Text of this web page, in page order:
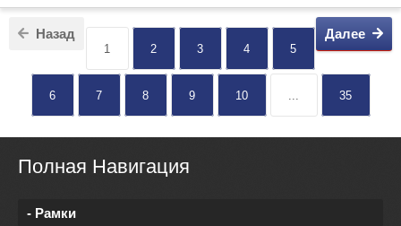
Назад Далее
1 2 3 4 5
6 7 8 9 10 35
Полная Навигация
- Рамки